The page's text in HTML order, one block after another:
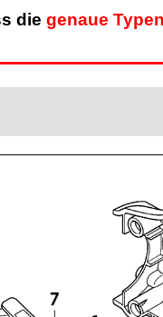
die genaue